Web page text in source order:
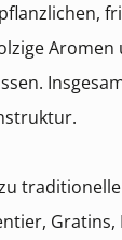
Aromen